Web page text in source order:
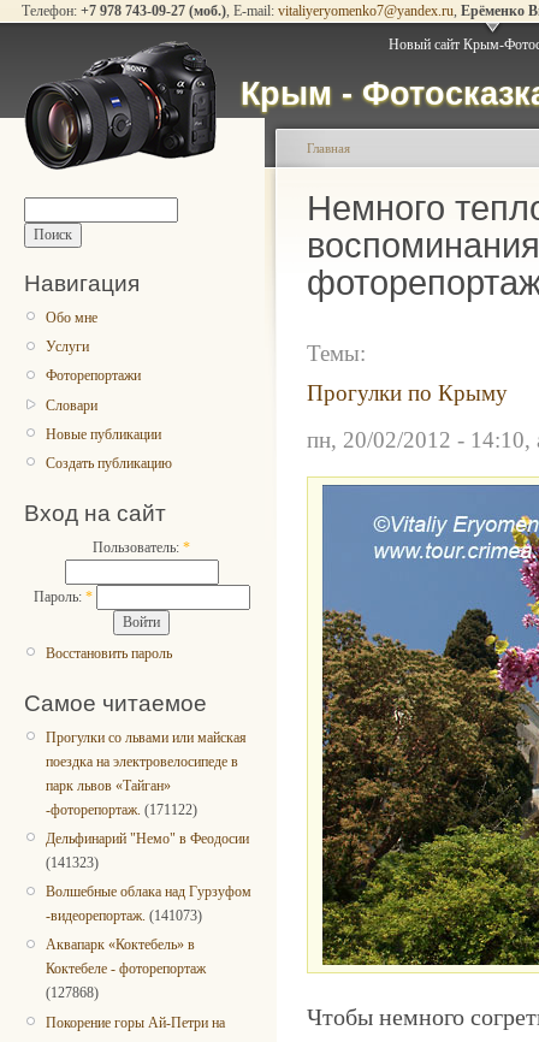
Телефон: +7 978 743-09-27 (моб.), E-mail: vitaliyeryomenko7@yandex.ru, Ерёменко
Крым -
Новый сайт Крым-
Навигация
Обо мне
Услуги
Фоторепортажи
Словари
Новые публикации
Создать публикацию
Вход на сайт
Пользователь: *
Пароль: *
Восстановить пароль
Самое читаемое
Прогулки со львами или майская
поездка на электровелосипеде в
парк львов «Тайган»
-фоторепортаж. (171122)
Дельфинарий "Немо" в Феодосии
(141323)
Волшебные облака над Гурзуфом
-видеорепортаж. (141073)
Аквапарк «Коктебель» в
Коктебеле - фоторепортаж
(127868)
Покорение горы Ай-Петри на
Главная
Немного
Темы:
Прогулки по Крыму
пн, 20/02/2012 - 14:10,
Чтобы немного